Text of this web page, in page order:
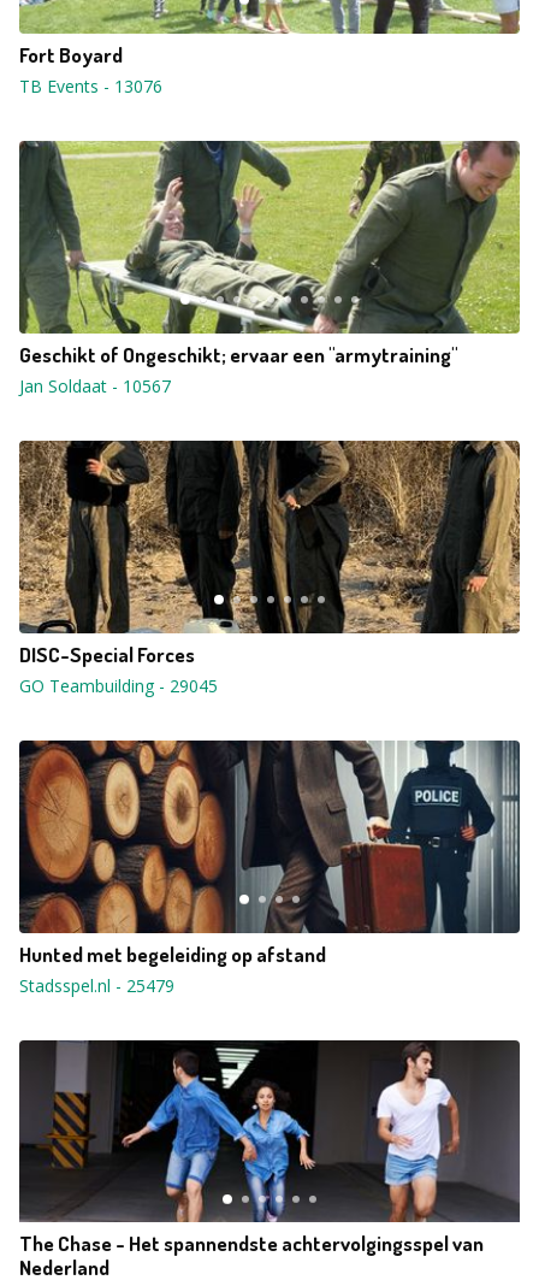
Fort Boyard
TB Events - 13076
Geschikt of Ongeschikt; ervaar een "armytraining"
Jan Soldaat - 10567
DISC-Special Forces
GO Teambuilding- 29045
Hunted met begeleiding op afstand
Stadsspel.nl - 25479
The Chase - Het spannendste achtervolgingsspel van
Nederland